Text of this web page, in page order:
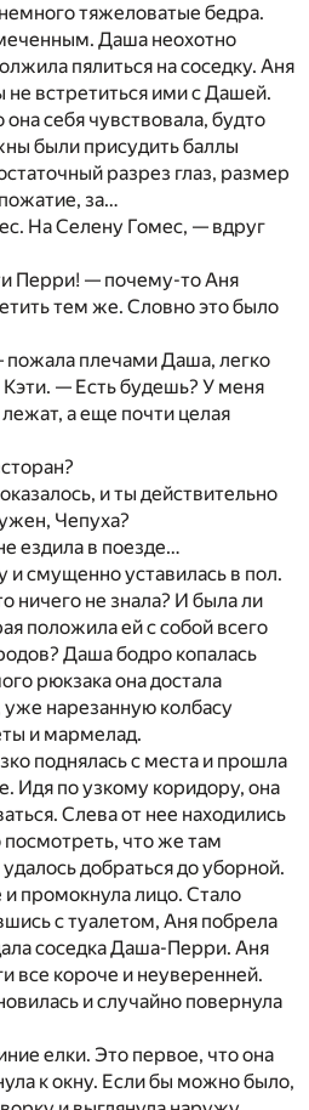
тяжеловатые бедра.
Даша неохотно
пялиться на соседку. Аня
не встретиться ими с Дашей.
себя чувствовала, будто
были присудить баллы
разрез глаз, размер
за…
На Селену Гомес, — вдруг
Перри! — почему-то Аня
тем же. Словно это было
плечами Даша, легко
— Есть будешь? У меня
а еще почти целая
и ты действительно
Чепуха?
ездила в поезде…
и смущенно уставилась в пол.
ничего не знала? И была ли
положила ей с собой всего
Даша бодро копалась
рюкзака она достала
уже нарезанную колбасу
и мармелад.
поднялась с места и прошла
Идя по узкому коридору, она
Слева от нее находились
посмотреть, что же там
добраться до уборной.
промокнула лицо. Стало
с туалетом, Аня побрела
соседка Даша-Перри. Аня
все короче и неуверенней.
и случайно повернула
елки. Это первое, что она
к окну. Если бы можно было,